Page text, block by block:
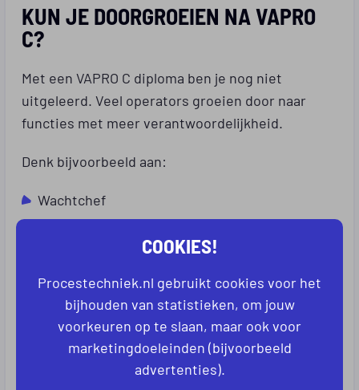
KUN JE DOORGROEIEN NA VAPRO
C?
Met een VAPRO C diploma ben je nog niet
uitgeleerd. Veel operators groeien door naar
functies met meer verantwoordelijkheid.
Denk bijvoorbeeld aan:
Wachtchef
Shiftleader
Teamleider productie
Productiesupervisor
Operations manager
Deze functies gaan vaak gepaard met een hoger
salaris en extra verantwoordelijkheden binnen
COOKIES!
Procestechniek.nl gebruikt cookies voor het
bijhouden van statistieken, om jouw
voorkeuren op te slaan, maar ook voor
marketingdoeleinden (bijvoorbeeld
advertenties).